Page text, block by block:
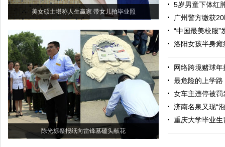
美女硕士堪称人生赢家 带女儿拍毕业照
陈光标祭报纸向雷锋墓磕头献花
5岁男童下体红
广州警方缴获20
“中国最美校服”
洛阳女孩半身
网络跨境赌球
最危险的上学
女车主违停被
济南名泉又现“
重庆大学毕业生